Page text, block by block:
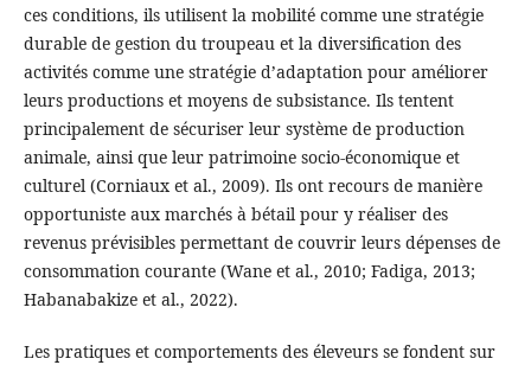
ces conditions, ils utilisent la mobilité comme une stratégie
durable de gestion du troupeau et la diversification des
activités comme une stratégie d’adaptation pour améliorer
leurs productions et moyens de subsistance. Ils tentent
principalement de sécuriser leur système de production
animale, ainsi que leur patrimoine socio-économique et
culturel (Corniaux et al., 2009). Ils ont recours de manière
opportuniste aux marchés à bétail pour y réaliser des
revenus prévisibles permettant de couvrir leurs dépenses de
consommation courante (Wane et al., 2010; Fadiga, 2013;
Habanabakize et al., 2022).
Les pratiques et comportements des éleveurs se fondent sur